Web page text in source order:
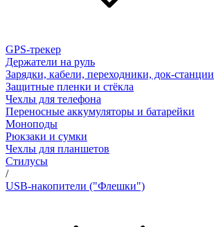
GPS-трекер
Держатели на руль
Зарядки, кабели, переходники, док-станции
Защитные пленки и стёкла
Чехлы для телефона
Переносные аккумуляторы и батарейки
Моноподы
Рюкзаки и сумки
Чехлы для планшетов
Стилусы
/
USB-накопители ("Флешки")